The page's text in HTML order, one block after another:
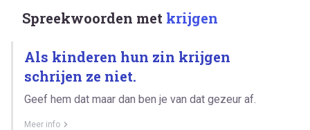
Spreekwoorden met krijgen
Als kinderen hun zin krijgen
schrijen ze niet.
Geef hem dat maar dan ben je van dat gezeur af.
Meer info